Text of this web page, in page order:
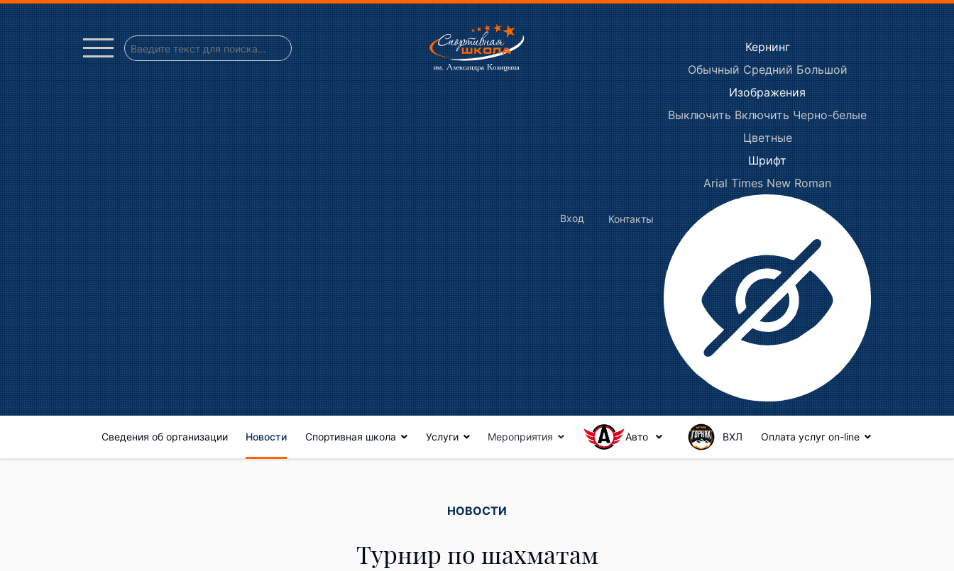
Кернинг
Обычный Средний Большой
Изображения
Выключить Включить Черно-белые
Цветные
Шрифт
Arial Times New Roman
Контакты
Вход
Сведения об организации Новости Спортивная школа Услуги Мероприятия Авто ВХЛ Оплата услуг on-line
НОВОСТИ
Турнир по шахматам